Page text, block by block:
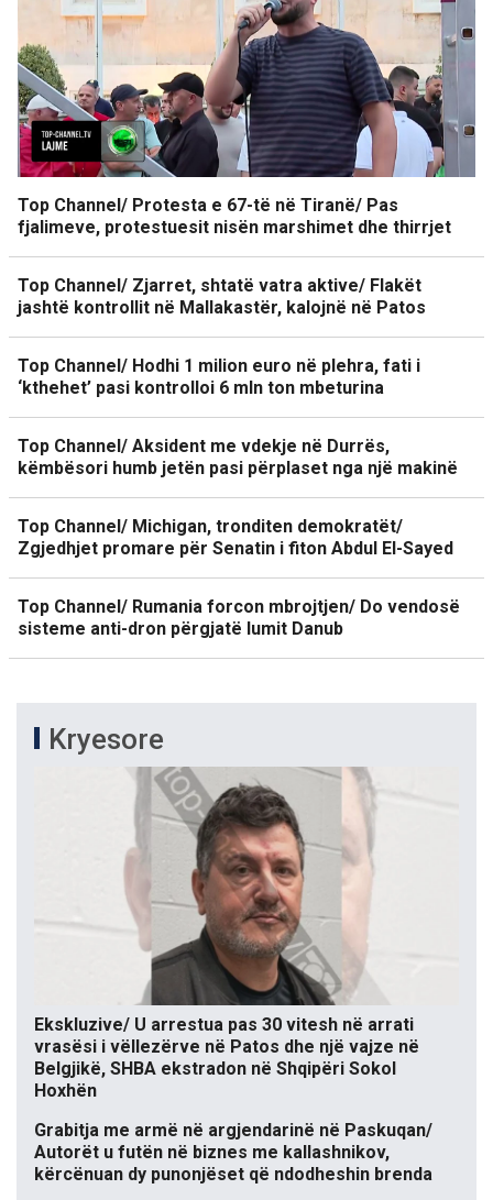
Top Channel/ Protesta e 67-të në Tiranë/ Pas
fjalimeve, protestuesit nisën marshimet dhe thirrjet
Top Channel/ Zjarret, shtatë vatra aktive/ Flakët
jashtë kontrollit në Mallakastër, kalojnë në Patos
Top Channel/ Hodhi 1 milion euro në plehra, fati i
‘kthehet’ pasi kontrolloi 6 mln ton mbeturina
Top Channel/ Aksident me vdekje në Durrës,
këmbësori humb jetën pasi përplaset nga një makinë
Top Channel/ Michigan, tronditen demokratët/
Zgjedhjet promare për Senatin i fiton Abdul El-Sayed
Top Channel/ Rumania forcon mbrojtjen/ Do vendosë
sisteme anti-dron përgjatë lumit Danub
Kryesore
Ekskluzive/ U arrestua pas 30 vitesh në arrati
vrasësi i vëllezërve në Patos dhe një vajze në
Belgjikë, SHBA ekstradon në Shqipëri Sokol
Hoxhën
Grabitja me armë në argjendarinë në Paskuqan/
Autorët u futën në biznes me kallashnikov,
kërcënuan dy punonjëset që ndodheshin brenda